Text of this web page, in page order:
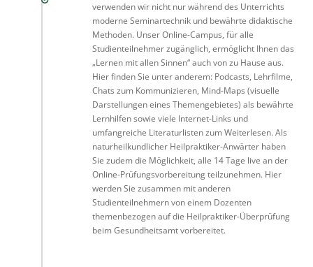
verwenden wir nicht nur während des Unterrichts
moderne Seminartechnik und bewährte didaktische
Methoden. Unser Online-Campus, für alle
Studienteilnehmer zugänglich, ermöglicht Ihnen das
„Lernen mit allen Sinnen“ auch von zu Hause aus.
Hier finden Sie unter anderem: Podcasts, Lehrfilme,
Chats zum Kommunizieren, Mind-Maps (visuelle
Darstellungen eines Themengebietes) als bewährte
Lernhilfen sowie viele Internet-Links und
umfangreiche Literaturlisten zum Weiterlesen. Als
naturheilkundlicher Heilpraktiker-Anwärter haben
Sie zudem die Möglichkeit, alle 14 Tage live an der
Online-Prüfungsvorbereitung teilzunehmen. Hier
werden Sie zusammen mit anderen
Studienteilnehmern von einem Dozenten
themenbezogen auf die Heilpraktiker-Überprüfung
beim Gesundheitsamt vorbereitet.